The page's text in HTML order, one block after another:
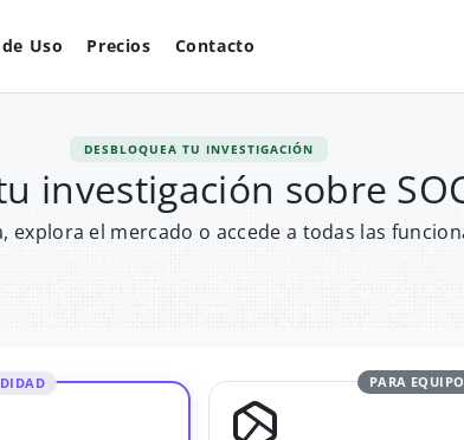
Uso Precios Contacto
DESBLOQUEA TU INVESTIGACIÓN
investigación sobre
explora el mercado o accede a todas las
PARA